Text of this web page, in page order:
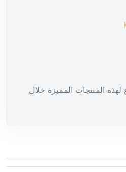
المنتجات المميزة خلال
لاحظ أنه لا يمكن إرجاع المنتجات